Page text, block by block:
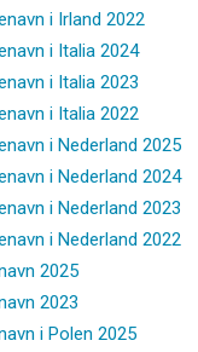
i Irland 2022
i Italia 2024
i Italia 2023
i Italia 2022
i Nederland 2025
i Nederland 2024
i Nederland 2023
i Nederland 2022
2025
2023
i Polen 2025